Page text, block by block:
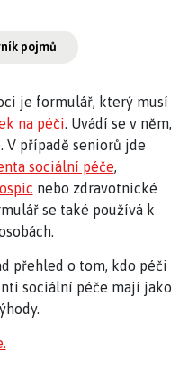
pojmů
je formulář, který musí
na péči. Uvádí se v něm,
V případě seniorů jde
sociální péče,
nebo zdravotnické
se také používá k
přehled o tom, kdo péči
sociální péče mají jako